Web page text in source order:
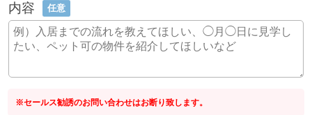
内容 任意
※セールス勧誘のお問い合わせはお断り致します。